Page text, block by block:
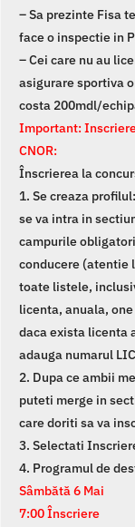
– Sa prezinte Fisa
face o inspectie in
– Cei care nu au
asigurare sportiva
costa 200mdl/
Important:
CNOR:
Înscrierea la
1. Se creaza
se va intra in
campurile
conducere (atentie
toate listele,
licenta, anuala,
daca exista licenta
adauga numarul
2. Dupa ce ambii
puteti merge in
care doriti sa va
3. Selectati
4. Programul de
Sâmbătă 6 Mai
7:00 Înscriere